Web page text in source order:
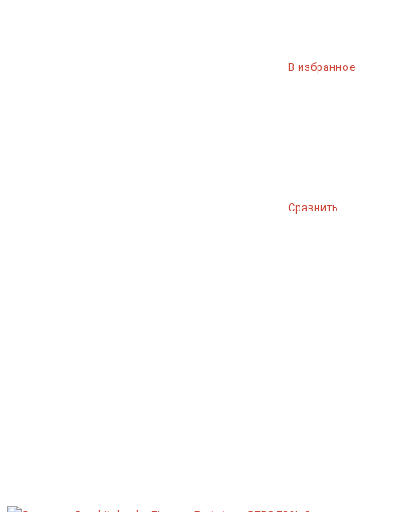
В избранное
Сравнить